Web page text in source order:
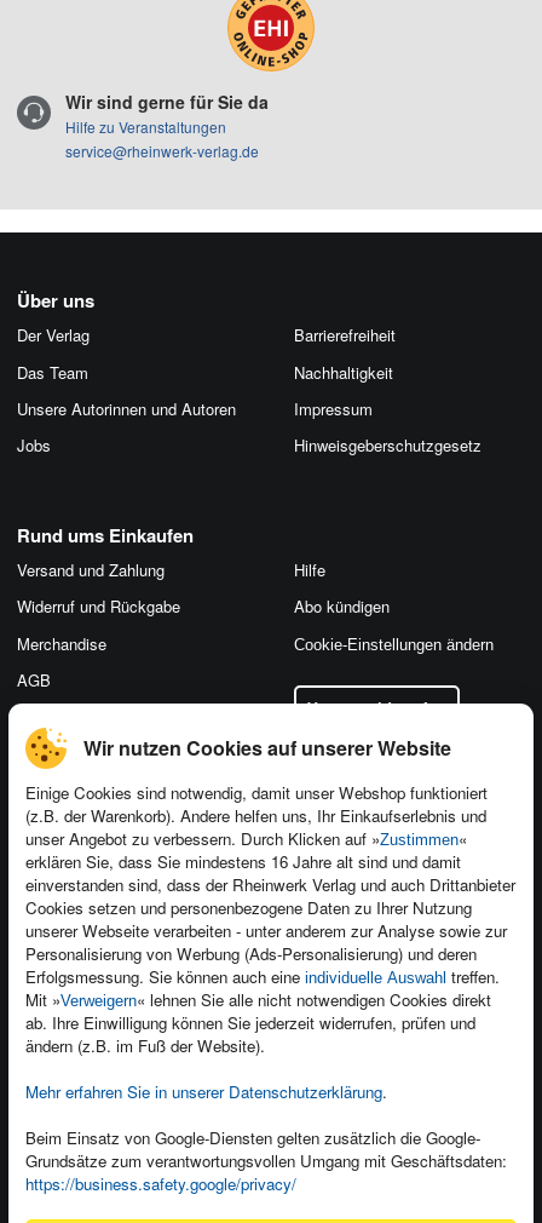
Wir nutzen Cookies auf unserer Website
Einige Cookies sind notwendig, damit unser Webshop funktioniert
(z.B. der Warenkorb). Andere helfen uns, Ihr Einkaufserlebnis und
unser Angebot zu verbessern. Durch Klicken auf »Zustimmen«
erklären Sie, dass Sie mindestens 16 Jahre alt sind und damit
einverstanden sind, dass der Rheinwerk Verlag und auch Drittanbieter
Cookies setzen und personenbezogene Daten zu Ihrer Nutzung
unserer Webseite verarbeiten - unter anderem zur Analyse sowie zur
Personalisierung von Werbung (Ads-Personalisierung) und deren
Erfolgsmessung. Sie können auch eine individuelle Auswahl treffen.
Mit »Verweigern« lehnen Sie alle nicht notwendigen Cookies direkt
ab. Ihre Einwilligung können Sie jederzeit widerrufen, prüfen und
ändern (z.B. im Fuß der Website).
Mehr erfahren Sie in unserer Datenschutzerklärung.
Beim Einsatz von Google-Diensten gelten zusätzlich die Google-
Grundsätze zum verantwortungsvollen Umgang mit Geschäftsdaten:
https://business.safety.google/privacy/
Wir sind gerne für Sie da
Hilfe zu Veranstaltungen
service@rheinwerk-verlag.de
Über uns
Der Verlag
Das Team
Unsere Autorinnen und Autoren
Jobs
Barrierefreiheit
Nachhaltigkeit
Impressum
Hinweis­geber­schutz­gesetz
Kontakt
Newsletter
Für Unternehmen
Presseservice
Dozentenservice
Produktfeedback
Foreign Rights
Ein Buch schreiben
Rund ums Einkaufen
Versand und Zahlung
Widerruf und Rückgabe
Merchandise
AGB
Hilfe
Abo kündigen
Cookie-Einstellungen ändern
Vertrag widerrufen
Wir sind gerne für Sie da!
service@rheinwerk-verlag.de